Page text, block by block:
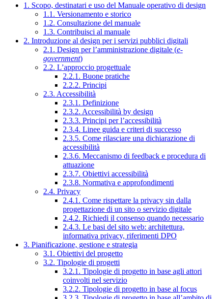
1. Scopo, destinatari e uso del Manuale operativo di design
1.1. Versionamento e storico
1.2. Consultazione del manuale
1.3. Contribuisci al manuale
2. Introduzione al design per i servizi pubblici digitali
2.1. Design per l’amministrazione digitale (e-
government)
2.2. L’approccio progettuale
2.2.1. Buone pratiche
2.2.2. Principi
2.3. Accessibilità
2.3.1. Definizione
2.3.2. Accessibilità by design
2.3.3. Principi per l’accessibilità
2.3.4. Linee guida e criteri di successo
2.3.5. Come rilasciare una dichiarazione di
accessibilità
2.3.6. Meccanismo di feedback e procedura di
attuazione
2.3.7. Obiettivi accessibilità
2.3.8. Normativa e approfondimenti
2.4. Privacy
2.4.1. Come rispettare la privacy sin dalla
progettazione di un sito o servizio digitale
2.4.2. Richiedi il consenso quando necessario
2.4.3. Le basi del sito web: architettura,
informativa privacy, riferimenti DPO
3. Pianificazione, gestione e strategia
3.1. Obiettivi del progetto
3.2. Tipologie di progetti
3.2.1. Tipologie di progetto in base agli attori
coinvolti nel servizio
3.2.2. Tipologie di progetto in base al focus